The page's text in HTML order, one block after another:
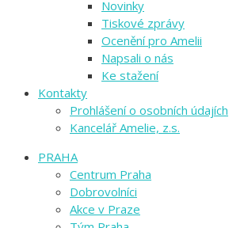
Novinky
Tiskové zprávy
Ocenění pro Amelii
Napsali o nás
Ke stažení
Kontakty
Prohlášení o osobních údajích
Kancelář Amelie, z.s.
PRAHA
Centrum Praha
Dobrovolníci
Akce v Praze